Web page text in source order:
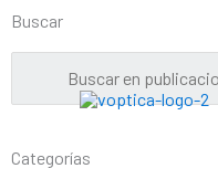
contenido
Buscar
Categorías